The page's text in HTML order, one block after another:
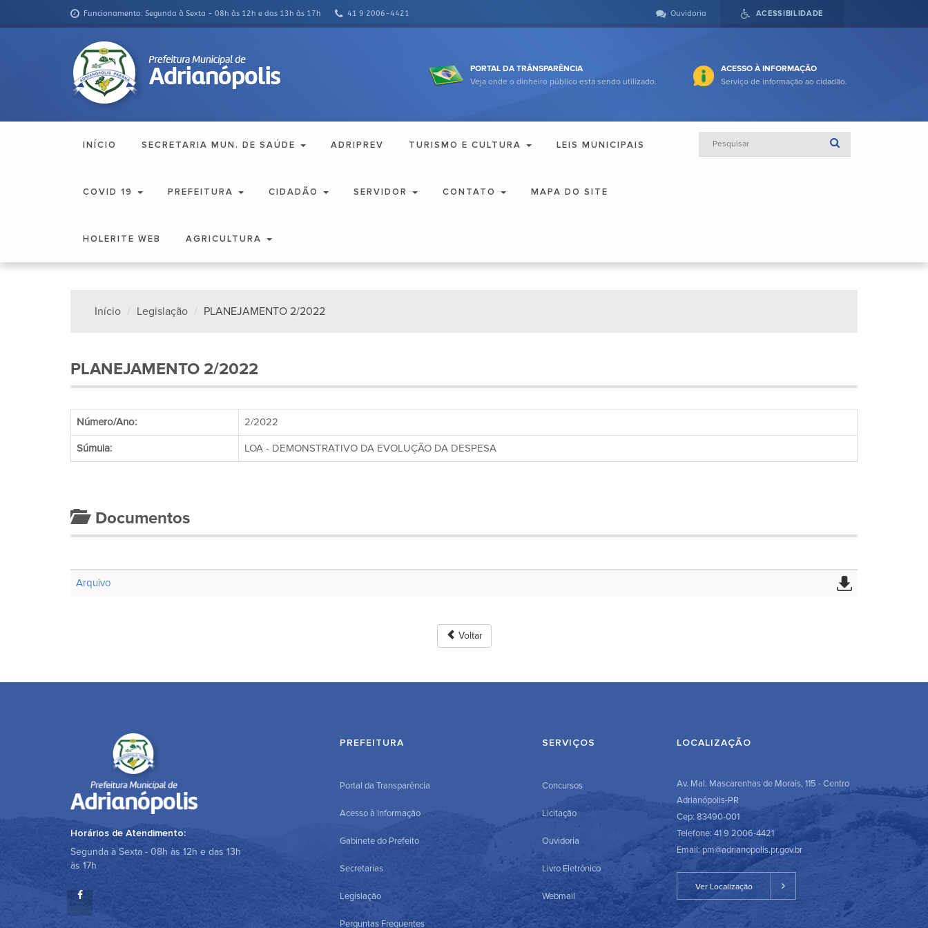
Funcionamento: Segunda à Sexta - 08h às 12h e das 13h às 17h 41 9 2006-4421 ACESSIBILIDADE
Ouvidoria
PORTAL DA TRÂNSPARÊNCIA
Veja onde o dinheiro público está sendo utilizado.
ACESSO À INFORMAÇÃO
Serviço de informação ao cidadão.
INÍCIO SECRETARIA MUN. DE SAÚDE ADRIPREV TURISMO E CULTURA LEIS MUNICIPAIS
COVID 19 PREFEITURA CIDADÃO SERVIDOR CONTATO MAPA DO SITE
HOLERITE WEB AGRICULTURA
Início Legislação PLANEJAMENTO 2/2022
PLANEJAMENTO 2/2022
Número/Ano: 2/2022
Súmula: LOA - DEMONSTRATIVO DA EVOLUÇÃO DA DESPESA
Documentos
Arquivo
Voltar
Horários de Atendimento:
Segunda à Sexta - 08h às 12h e das 13h
às 17h
PREFEITURA
Portal da Transparência
Acesso à Informação
Gabinete do Prefeito
Secretarias
Legislação
Perguntas Frequentes
SERVIÇOS
Concursos
Licitação
Ouvidoria
Livro Eletrônico
Webmail
LOCALIZAÇÃO
Av. Mal. Mascarenhas de Morais, 115 - Centro
Adrianópolis-PR
Cep: 83490-001
Telefone: 41 9 2006-4421
Email: pm@adrianopolis.pr.gov.br
Ver Localização